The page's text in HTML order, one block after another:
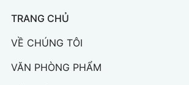
TRANG CHỦ
VỀ CHÚNG TÔI
VĂN PHÒNG PHẨM